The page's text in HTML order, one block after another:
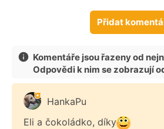
Přidat
Komentáře jsou řazeny od
Odpovědi k nim se zobrazují
HankaPu
Eli a čokoládko, díky